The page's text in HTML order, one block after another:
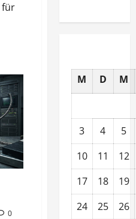
für
0
M D M
3 4
5
10
11
12
17
18
19
24
25
26